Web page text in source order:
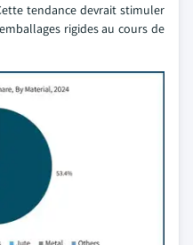
tendance devrait stimuler
rigides au cours de